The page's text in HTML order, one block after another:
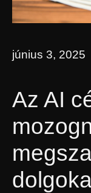
június 3, 2025
Az AI